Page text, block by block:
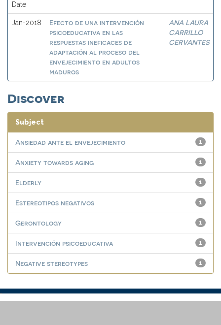
Date
Jan-2018
Efecto de una intervención
psicoeducativa en las
respuestas ineficaces de
adaptación al proceso del
envejecimiento en adultos
maduros
ANA LAURA
CARRILLO
CERVANTES
Discover
Subject
1
Ansiedad ante el envejecimiento
1
Anxiety towards aging
1
Elderly
1
Estereotipos negativos
1
Gerontology
1
Intervención psicoeducativa
1
Negative stereotypes